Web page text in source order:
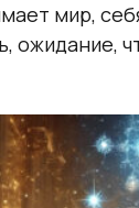
мир,
ожидание,